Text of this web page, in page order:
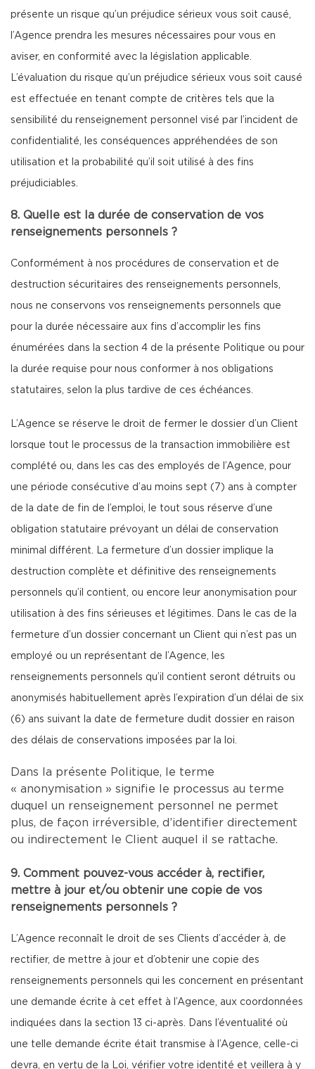
présente un risque qu’un préjudice sérieux vous soit causé,
l’Agence prendra les mesures nécessaires pour vous en
aviser, en conformité avec la législation applicable.
L’évaluation du risque qu’un préjudice sérieux vous soit causé
est effectuée en tenant compte de critères tels que la
sensibilité du renseignement personnel visé par l’incident de
confidentialité, les conséquences appréhendées de son
utilisation et la probabilité qu’il soit utilisé à des fins
préjudiciables.
8. Quelle est la durée de conservation de vos
renseignements personnels ?
Conformément à nos procédures de conservation et de
destruction sécuritaires des renseignements personnels,
nous ne conservons vos renseignements personnels que
pour la durée nécessaire aux fins d’accomplir les fins
énumérées dans la section 4 de la présente Politique ou pour
la durée requise pour nous conformer à nos obligations
statutaires, selon la plus tardive de ces échéances.
L’Agence se réserve le droit de fermer le dossier d’un Client
lorsque tout le processus de la transaction immobilière est
complété ou, dans les cas des employés de l’Agence, pour
une période consécutive d’au moins sept (7) ans à compter
de la date de fin de l’emploi, le tout sous réserve d’une
obligation statutaire prévoyant un délai de conservation
minimal différent. La fermeture d’un dossier implique la
destruction complète et définitive des renseignements
personnels qu’il contient, ou encore leur anonymisation pour
utilisation à des fins sérieuses et légitimes. Dans le cas de la
fermeture d’un dossier concernant un Client qui n’est pas un
employé ou un représentant de l’Agence, les
renseignements personnels qu’il contient seront détruits ou
anonymisés habituellement après l’expiration d’un délai de six
(6) ans suivant la date de fermeture dudit dossier en raison
des délais de conservations imposées par la loi.
Dans la présente Politique, le terme
« anonymisation » signifie le processus au terme
duquel un renseignement personnel ne permet
plus, de façon irréversible, d’identifier directement
ou indirectement le Client auquel il se rattache.
9. Comment pouvez-vous accéder à, rectifier,
mettre à jour et/ou obtenir une copie de vos
renseignements personnels ?
L’Agence reconnaît le droit de ses Clients d’accéder à, de
rectifier, de mettre à jour et d’obtenir une copie des
renseignements personnels qui les concernent en présentant
une demande écrite à cet effet à l’Agence, aux coordonnées
indiquées dans la section 13 ci-après. Dans l’éventualité où
une telle demande écrite était transmise à l’Agence, celle-ci
devra, en vertu de la Loi, vérifier votre identité et veillera à y